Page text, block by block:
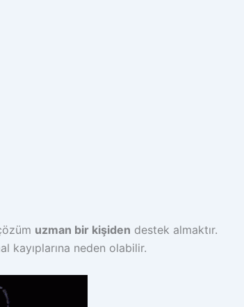
uzman bir kişiden destek almaktır.
kayıplarına neden olabilir.